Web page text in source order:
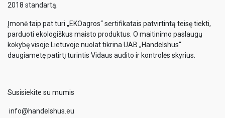
2018 standartą.
Įmonė taip pat turi „EKOagros“ sertifikatais patvirtintą teisę tiekti,
parduoti ekologiškus maisto produktus. O maitinimo paslaugų
kokybę visoje Lietuvoje nuolat tikrina UAB „Handelshus“
daugiametę patirtį turintis Vidaus audito ir kontrolės skyrius.
Susisiekite su mumis
info@handelshus.eu